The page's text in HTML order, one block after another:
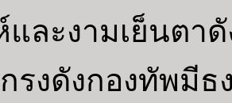
และงามเย็นต
รงดังกองทัพมีธ